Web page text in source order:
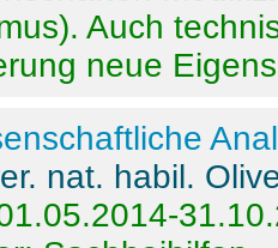
Auch
neue
nat. habil.